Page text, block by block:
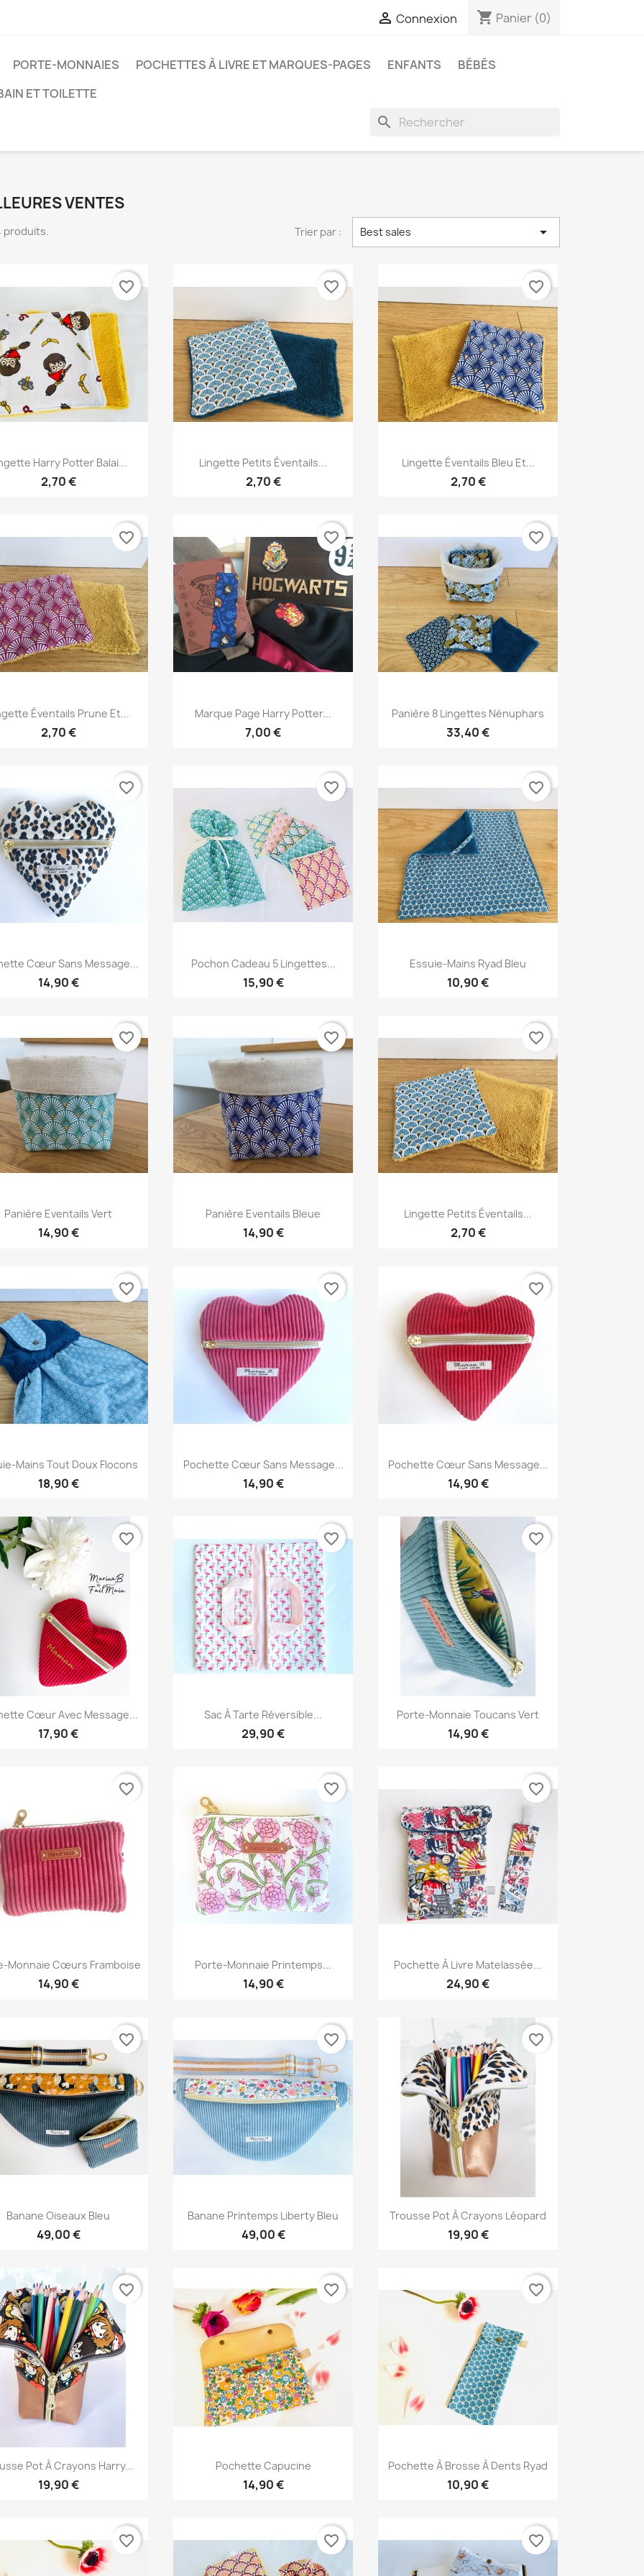
 Connexion shopping_cart Panier (0)
PORTE-MONNAIES POCHETTES À LIVRE ET MARQUES-PAGES ENFANTS
BÉBÉS
ET TOILETTE
search
VENTES
produits. Trier par : Best sales 
Aperçu rapide
Harry Potter Balai...
2,70 €
favorite_border
Aperçu rapide
Lingette Petits Éventails...
2,70 €
favorite_border
Aperçu rapide
Lingette Éventails Bleu Et...
2,70 €
favorite_border
Aperçu rapide
Éventails Prune Et...
2,70 €
favorite_border
Aperçu rapide
Marque Page Harry Potter...
7,00 €
favorite_border
Aperçu rapide
Panière 8 Lingettes Nénuphars
33,40 €
favorite_border
Aperçu rapide
Cœur Sans Message...
14,90 €
favorite_border
Aperçu rapide
Pochon Cadeau 5 Lingettes...
15,90 €
favorite_border
Aperçu rapide
Essuie-Mains Ryad Bleu
10,90 €
favorite_border
Aperçu rapide
Panière Eventails Vert
14,90 €
favorite_border
Aperçu rapide
Panière Eventails Bleue
14,90 €
favorite_border
Aperçu rapide
Lingette Petits Éventails...
2,70 €
favorite_border
Aperçu rapide
Mains Tout Doux Flocons
18,90 €
favorite_border
Aperçu rapide
Pochette Cœur Sans Message...
14,90 €
favorite_border
Aperçu rapide
Pochette Cœur Sans Message...
14,90 €
favorite_border
Aperçu rapide
Cœur Avec Message...
17,90 €
favorite_border
Aperçu rapide
Sac À Tarte Réversible...
29,90 €
favorite_border
Aperçu rapide
Porte-Monnaie Toucans Vert
14,90 €
favorite_border
Aperçu rapide
Monnaie Cœurs Framboise
14,90 €
favorite_border
Aperçu rapide
Porte-Monnaie Printemps...
14,90 €
favorite_border
Aperçu rapide
Pochette À Livre Matelassée...
24,90 €
favorite_border
Aperçu rapide
Banane Oiseaux Bleu
49,00 €
favorite_border
Aperçu rapide
Banane Printemps Liberty Bleu
49,00 €
favorite_border
Aperçu rapide
Trousse Pot À Crayons Léopard
19,90 €
favorite_border
 Aperçu rapide
Pot À Crayons Harry...
19,90 €
favorite_border
Aperçu rapide
Pochette Capucine
14,90 €
favorite_border
 Aperçu rapide
Pochette À Brosse À Dents Ryad
10,90 €
favorite_border
favorite_border favorite_border favorite_border